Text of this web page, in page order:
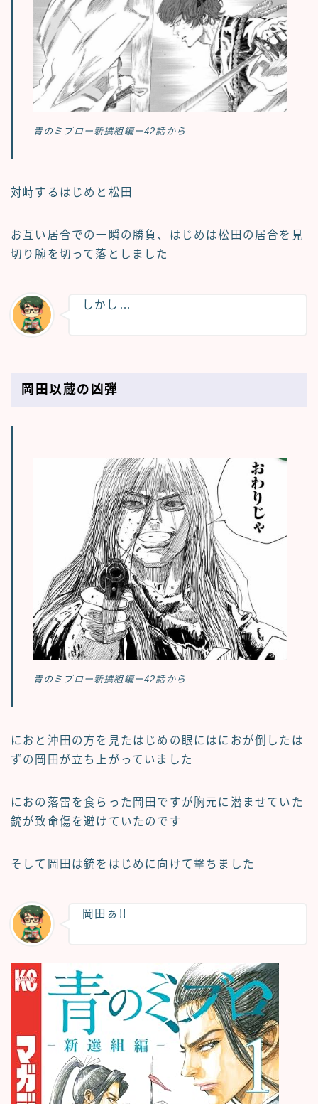
青のミブロー新撰組編ー42話から
対峙するはじめと松田
お互い居合での一瞬の勝負、はじめは松田の居合を見
切り腕を切って落としました
しかし…
岡田以蔵の凶弾
青のミブロー新撰組編ー42話から
におと沖田の方を見たはじめの眼にはにおが倒したは
ずの岡田が立ち上がっていました
におの落雷を食らった岡田ですが胸元に潜ませていた
銃が致命傷を避けていたのです
そして岡田は銃をはじめに向けて撃ちました
岡田ぁ!!